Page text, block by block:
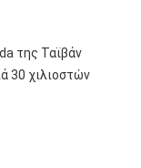
της Ταϊβάν
30 χιλιοστών